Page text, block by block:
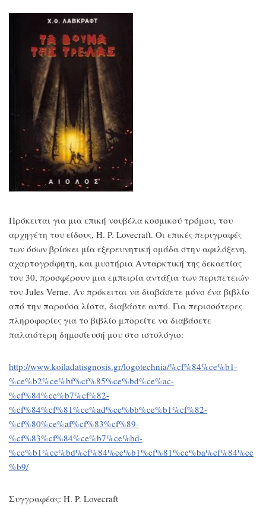
Πρόκειται για μια επική νουβέλα κοσμικού τρόμου, του
αρχηγέτη του είδους, H. P. Lovecraft. Οι επικές περιγραφές
των όσων βρίσκει μία εξερευνητική ομάδα στην αφιλόξενη,
αχαρτογράφητη, και μυστήρια Ανταρκτική της δεκαετίας
του 30, προσφέρουν μια εμπειρία αντάξια των περιπετειών
του Jules Verne. Αν πρόκειται να διαβάσετε μόνο ένα βιβλίο
από την παρούσα λίστα, διαβάστε αυτό. Για περισσότερες
πληροφορίες για το βιβλίο μπορείτε να διαβάσετε
παλαιότερη δημοσίευσή μου στο ιστολόγιο:
http://www.koiladatisgnosis.gr/logotechnia/%cf%84%ce%b1-
%ce%b2%ce%bf%cf%85%ce%bd%ce%ac-
%cf%84%ce%b7%cf%82-
%cf%84%cf%81%ce%ad%ce%bb%ce%b1%cf%82-
%cf%80%ce%af%cf%83%cf%89-
%cf%83%cf%84%ce%b7%ce%bd-
%ce%b1%ce%bd%cf%84%ce%b1%cf%81%ce%ba%cf%84%ce
%b9/
Συγγραφέας: H. P. Lovecraft